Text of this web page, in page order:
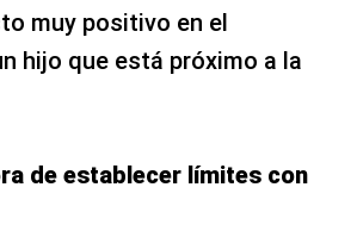
muy positivo en el
hijo que está próximo a la
de establecer límites con